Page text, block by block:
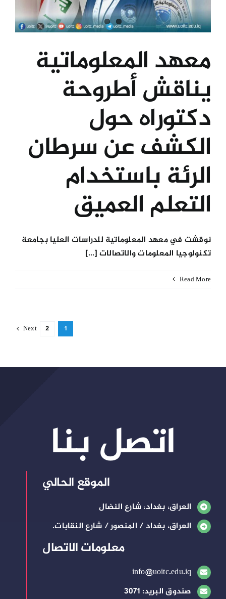
معهد المعلوماتية
يناقش أطروحة
دكتوراه حول
الكشف عن سرطان
الرئة باستخدام
التعلم العميق
نوقشت في معهد المعلوماتية للدراسات العليا بجامعة
تكنولوجيا المعلومات والاتصالات [...]
Read More
1
2
Next
اتصل بنا
الموقع الحالي
العراق، بغداد، شارع النضال
العراق، بغداد / المنصور / شارع النقابات.
معلومات الاتصال
info@uoitc.edu.iq
صندوق البريد: 3071